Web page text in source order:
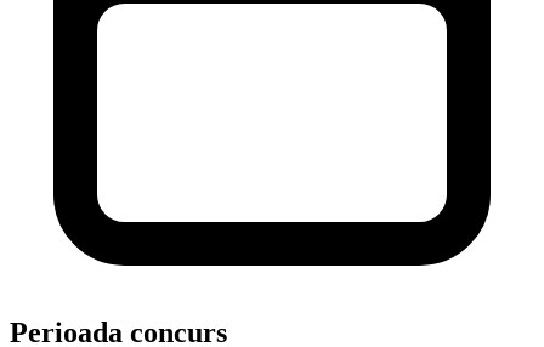
Perioada concurs